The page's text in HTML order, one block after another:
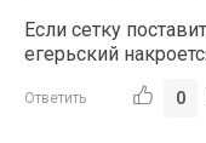
Если сетку
егерьский
Ответить 0